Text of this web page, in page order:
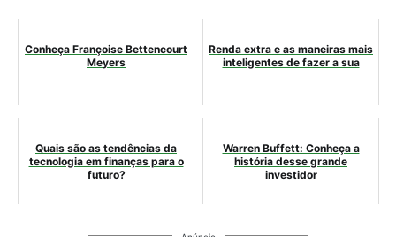
Conheça Françoise Bettencourt
Meyers
Renda extra e as maneiras mais
inteligentes de fazer a sua
Quais são as tendências da
tecnologia em finanças para o
futuro?
Warren Buffett: Conheça a
história desse grande
investidor